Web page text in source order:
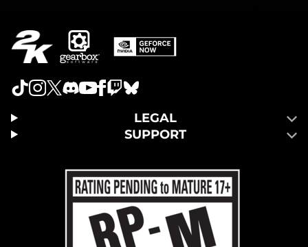
LEGAL
SUPPORT